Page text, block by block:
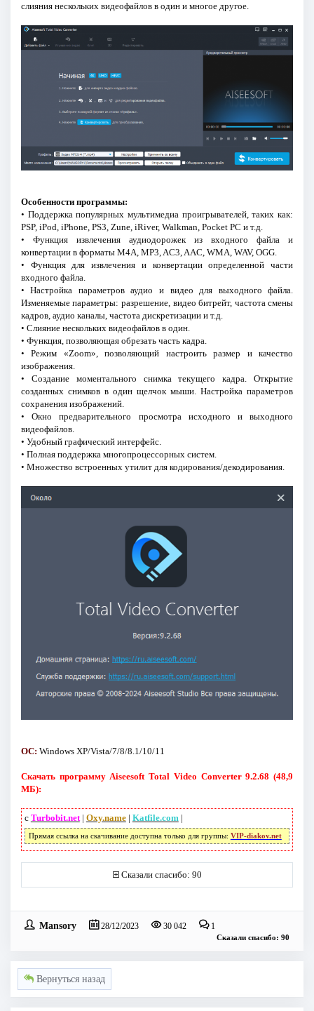
слияния нескольких видеофайлов в один и многое другое.
Особенности программы:
• Поддержка популярных мультимедиа проигрывателей, таких как:
PSP, iPod, iPhone, PS3, Zune, iRiver, Walkman, Pocket PC и т.д.
• Функция извлечения аудиодорожек из входного файла и
конвертации в форматы M4A, MP3, AC3, AAC, WMA, WAV, OGG.
• Функция для извлечения и конвертации определенной части
входного файла.
• Настройка параметров аудио и видео для выходного файла.
Изменяемые параметры: разрешение, видео битрейт, частота смены
кадров, аудио каналы, частота дискретизации и т.д.
• Слияние нескольких видеофайлов в один.
• Функция, позволяющая обрезать часть кадра.
• Режим «Zoom», позволяющий настроить размер и качество
изображения.
• Создание моментального снимка текущего кадра. Открытие
созданных снимков в один щелчок мыши. Настройка параметров
сохранения изображений.
• Окно предварительного просмотра исходного и выходного
видеофайлов.
• Удобный графический интерфейс.
• Полная поддержка многопроцессорных систем.
• Множество встроенных утилит для кодирования/декодирования.
OC: Windows XP/Vista/7/8/8.1/10/11
Скачать программу Aiseesoft Total Video Converter 9.2.68 (48,9
МБ):
с Turbobit.net| Oxy.name| Katfile.com|
Прямая ссылка на скачивание доступна только для группы: VIP-diakov.net
Сказали спасибо: 90
Mansory 28/12/2023 30 042 1
Сказали спасибо: 90
Вернуться назад